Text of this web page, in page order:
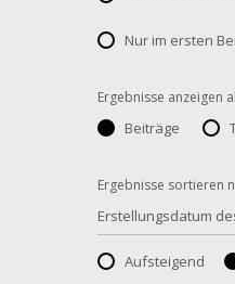
Nur im ersten
Ergebnisse anzeigen
Beiträge
Ergebnisse sortieren
Erstellungsdatum
Aufsteigend